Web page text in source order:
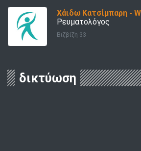
Χάιδω Κατσίμπαρη -
Ρευματολόγος
Βιζβίζη 33
δικτύωση